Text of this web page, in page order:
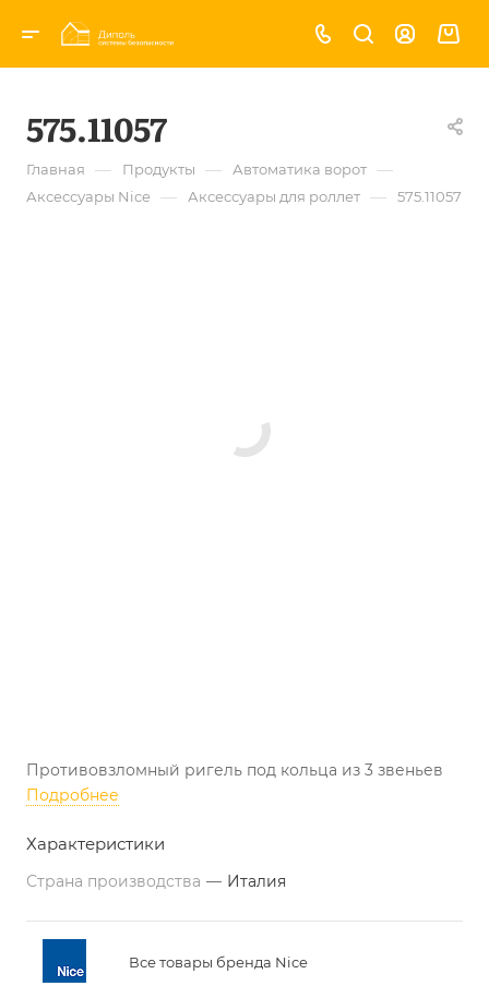
575.11057
Главная — Продукты — Автоматика ворот —
Аксессуары Nice — Аксессуары для роллет — 575.11057
Противовзломный ригель под кольца из 3 звеньев
Подробнее
Характеристики
Страна производства — Италия
Все товары бренда Nice